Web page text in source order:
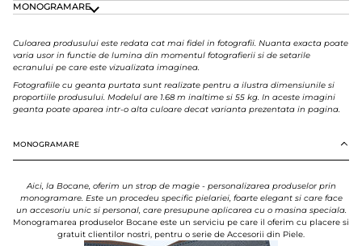
MONOGRAMARE
Culoarea produsului este redata cat mai fidel in fotografii. Nuanta exacta poate
varia usor in functie de lumina din momentul fotografierii si de setarile
ecranului pe care este vizualizata imaginea.
Fotografiile cu geanta purtata sunt realizate pentru a ilustra dimensiunile si
proportiile produsului. Modelul are 1.68 m inaltime si 55 kg. In aceste imagini
geanta poate aparea intr-o alta culoare decat varianta prezentata in pagina.
MONOGRAMARE
Aici, la Bocane, oferim un strop de magie - personalizarea produselor prin
monogramare. Este un procedeu specific pielariei, foarte elegant si care face
un accesoriu unic si personal, care presupune aplicarea cu o masina speciala.
Monogramarea produselor Bocane este un serviciu pe care il oferim cu placere si
gratuit clientilor nostri, pentru o serie de Accesorii din Piele.